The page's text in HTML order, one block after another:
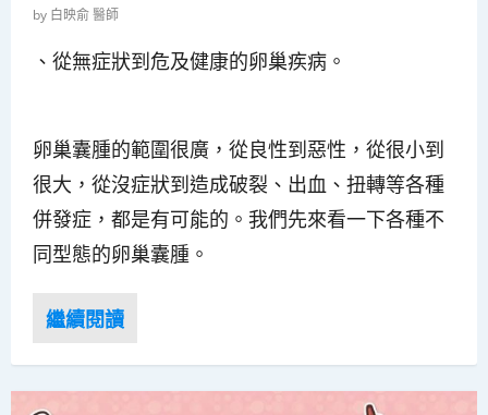
by 白映俞 醫師
、從無症狀到危及健康的卵巢疾病。
卵巢囊腫的範圍很廣，從良性到惡性，從很小到
很大，從沒症狀到造成破裂、出血、扭轉等各種
併發症，都是有可能的。我們先來看一下各種不
同型態的卵巢囊腫。